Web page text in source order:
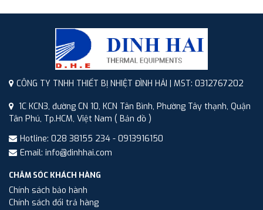
CÔNG TY TNHH THIẾT BỊ NHIỆT ĐÌNH HẢI | MST: 0312767202
1C KCN3, đường CN 10, KCN Tân Bình, Phường Tây thạnh, Quận
Tân Phú, Tp.HCM, Việt Nam ( Bản đồ )
Hotline: 028 38155 234 - 0913916150
Email: info@dinhhai.com
CHĂM SÓC KHÁCH HÀNG
Chính sách bảo hành
Chính sách đổi trả hàng